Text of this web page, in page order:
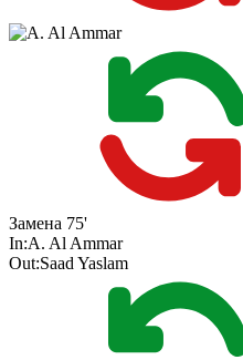
Замена 75'
In:A. Al Ammar
Out:Saad Yaslam